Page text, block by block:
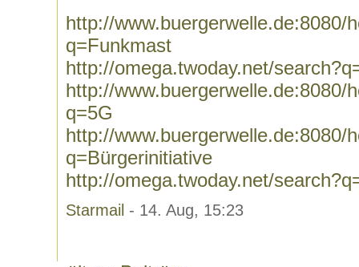
http://www.buergerwelle.de:8080/
q=Funkmast
http://omega.twoday.net/
http://www.buergerwelle.de:8080/
q=5G
http://www.buergerwelle.de:8080/
q=Bürgerinitiative
http://omega.twoday.net/
Starmail - 14. Aug, 15:23